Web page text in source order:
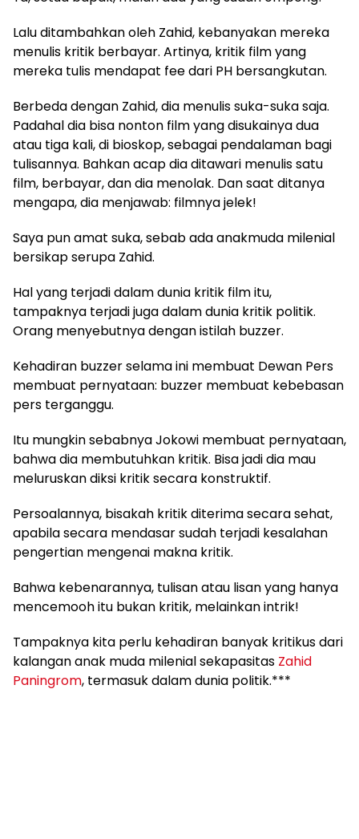
Lalu ditambahkan oleh Zahid, kebanyakan mereka
menulis kritik berbayar. Artinya, kritik film yang
mereka tulis mendapat fee dari PH bersangkutan.
Berbeda dengan Zahid, dia menulis suka-suka saja.
Padahal dia bisa nonton film yang disukainya dua
atau tiga kali, di bioskop, sebagai pendalaman bagi
tulisannya. Bahkan acap dia ditawari menulis satu
film, berbayar, dan dia menolak. Dan saat ditanya
mengapa, dia menjawab: filmnya jelek!
Saya pun amat suka, sebab ada anakmuda milenial
bersikap serupa Zahid.
Hal yang terjadi dalam dunia kritik film itu,
tampaknya terjadi juga dalam dunia kritik politik.
Orang menyebutnya dengan istilah buzzer.
Kehadiran buzzer selama ini membuat Dewan Pers
membuat pernyataan: buzzer membuat kebebasan
pers terganggu.
Itu mungkin sebabnya Jokowi membuat pernyataan,
bahwa dia membutuhkan kritik. Bisa jadi dia mau
meluruskan diksi kritik secara konstruktif.
Persoalannya, bisakah kritik diterima secara sehat,
apabila secara mendasar sudah terjadi kesalahan
pengertian mengenai makna kritik.
Bahwa kebenarannya, tulisan atau lisan yang hanya
mencemooh itu bukan kritik, melainkan intrik!
Tampaknya kita perlu kehadiran banyak kritikus dari
kalangan anak muda milenial sekapasitas Zahid
Paningrom, termasuk dalam dunia politik.***